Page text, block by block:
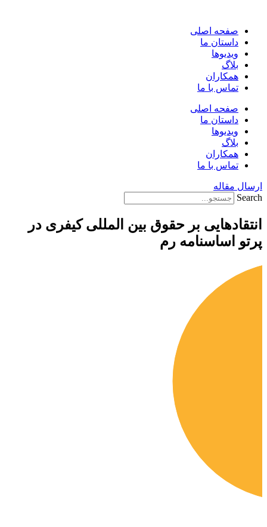
محتوا
صفحه اصلی
داستان ما
ویدیوها
بلاگ
همکاران
تماس با ما
صفحه اصلی
داستان ما
ویدیوها
بلاگ
همکاران
تماس با ما
ارسال مقاله
Search
انتقادهایی بر حقوق بین المللی کیفری در
پرتو اساسنامه رم